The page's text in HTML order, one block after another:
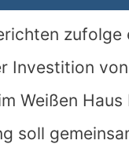
zufolge
Investition
Weißen
soll